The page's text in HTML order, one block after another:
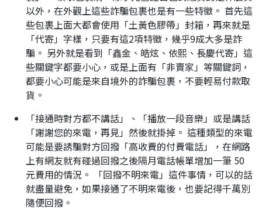
以外，在外觀上這些詐騙包裹也是有一些特徵。 首先這
些包裹上面大都會使用「土黃色膠帶」封箱，再來就是
「代寄」字樣，只要有這2項特徵，幾乎9成大多是詐
騙。 另外就是看到「鑫金、皓炫、依熙、長慶代寄」這
些關鍵字都要小心，或是上面有「非賣家」等關鍵詞，
都要小心可能是來自境外的詐騙包裹，不要輕易付款取
貨。
「接通時對方都不講話」、「播放一段音樂」或是講話
「謝謝您的來電，再見」然後就掛掉。 這種類型的來電
可能是要誘騙對方回撥「高收費的付費電話」，在網路
上有網友就有碰過回撥之後隔月電話帳單增加一筆 50
元費用的情況。 「回撥不明來電」這件事情，可以的話
就盡量避免，如果接通了不明來電後，也要記得千萬別
隨便回撥。